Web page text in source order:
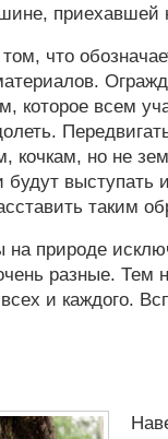
приехавшей
что
которое всем
кочкам, но не
будут выступать
таким
природе
разные. Тем
и каждого.